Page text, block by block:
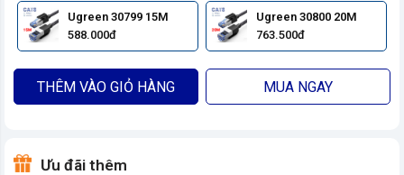
Ugreen 30799 15M
588.000đ
Ugreen 30800 20M
763.500đ
THÊM VÀO GIỎ HÀNG MUA NGAY
Ưu đãi thêm